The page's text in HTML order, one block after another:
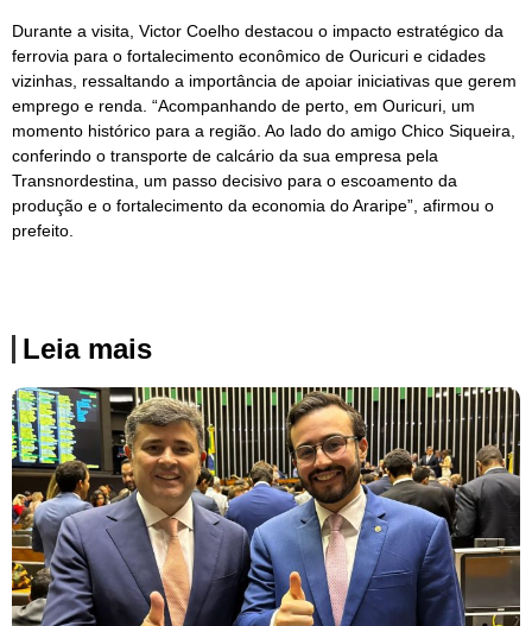
Durante a visita, Victor Coelho destacou o impacto estratégico da
ferrovia para o fortalecimento econômico de Ouricuri e cidades
vizinhas, ressaltando a importância de apoiar iniciativas que gerem
emprego e renda. “Acompanhando de perto, em Ouricuri, um
momento histórico para a região. Ao lado do amigo Chico Siqueira,
conferindo o transporte de calcário da sua empresa pela
Transnordestina, um passo decisivo para o escoamento da
produção e o fortalecimento da economia do Araripe”, afirmou o
prefeito.
Leia mais